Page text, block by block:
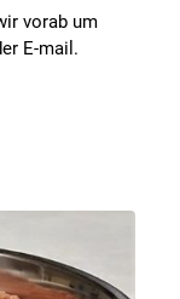
vorab um
E-mail.